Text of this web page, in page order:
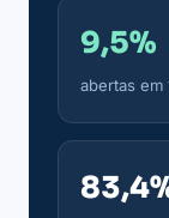
9,5%
abertas em